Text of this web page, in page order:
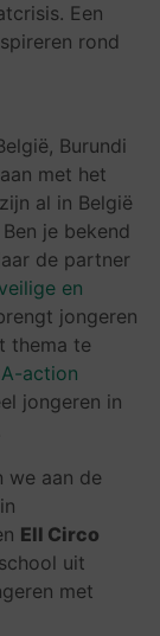
Een
rond
Burundi
met het
al in België
je bekend
de partner
en
jongeren
thema te
action
jongeren in
we aan de
Ell Circo
uit
met